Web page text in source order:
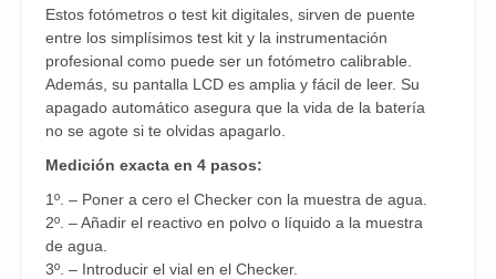
Estos fotómetros o test kit digitales, sirven de puente
entre los simplísimos test kit y la instrumentación
profesional como puede ser un fotómetro calibrable.
Además, su pantalla LCD es amplia y fácil de leer. Su
apagado automático asegura que la vida de la batería
no se agote si te olvidas apagarlo.
Medición exacta en 4 pasos:
1º. – Poner a cero el Checker con la muestra de agua.
2º. – Añadir el reactivo en polvo o líquido a la muestra
de agua.
3º. – Introducir el vial en el Checker.